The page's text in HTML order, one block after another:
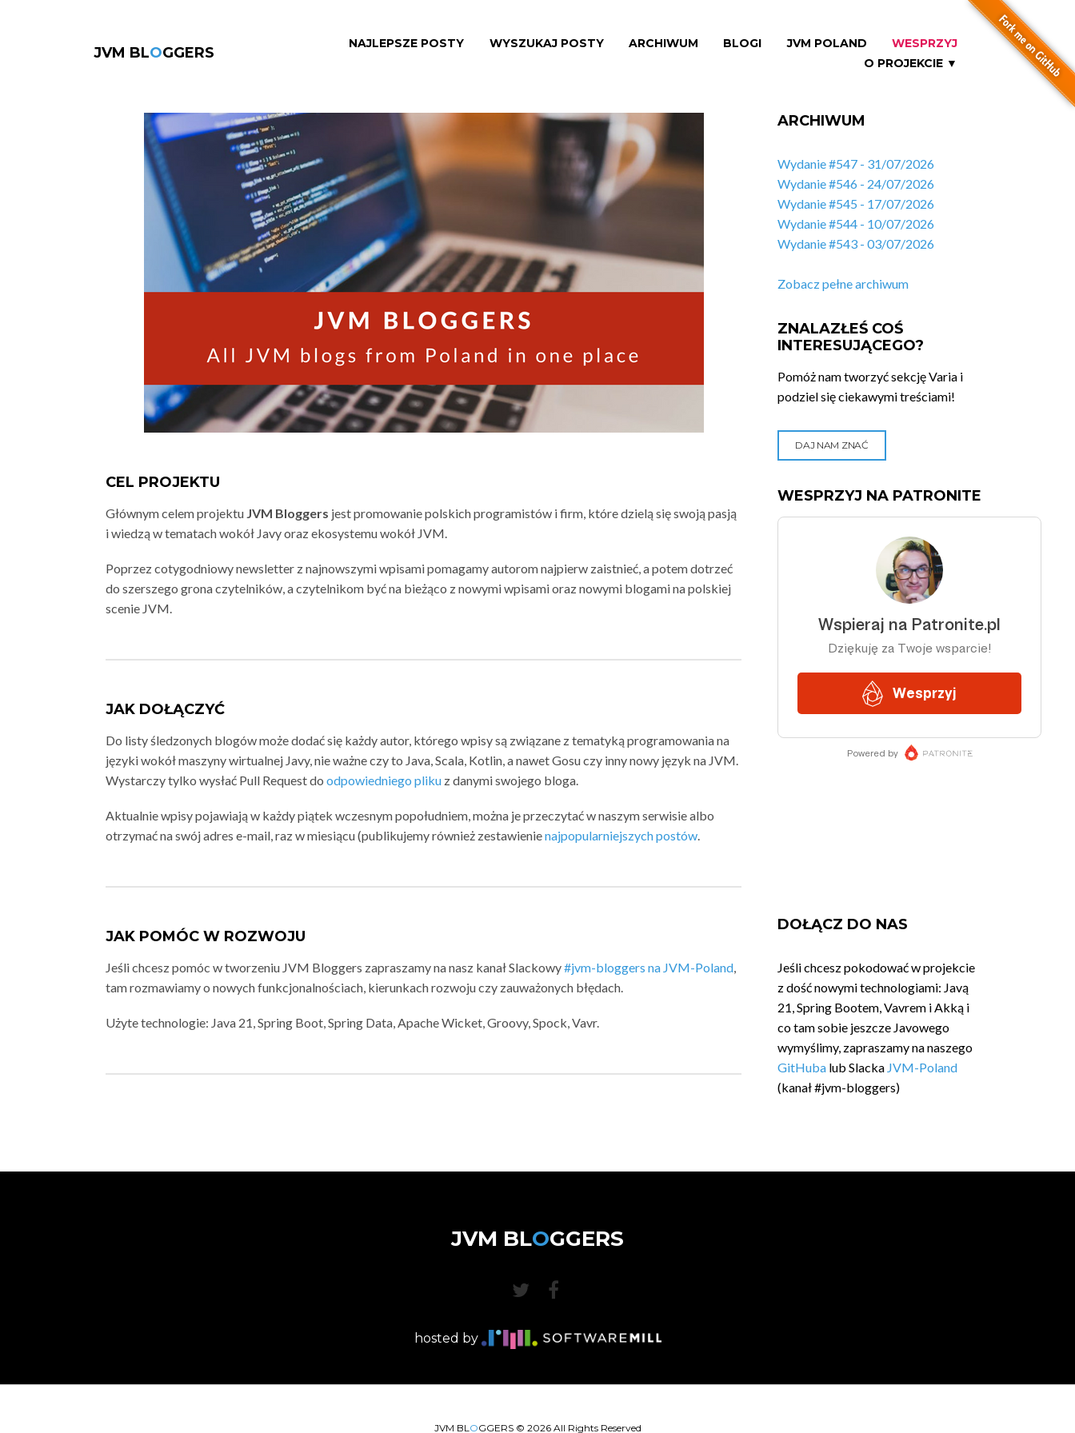
JVM BLOGGERS
NAJLEPSZE POSTY WYSZUKAJ POSTY ARCHIWUM BLOGI JVM POLAND
WESPRZYJ
O PROJEKCIE ▼
CEL PROJEKTU
Głównym celem projektu JVM Bloggers jest promowanie polskich programistów i firm, które dzielą się swoją pasją
i wiedzą w tematach wokół Javy oraz ekosystemu wokół JVM.
Poprzez cotygodniowy newsletter z najnowszymi wpisami pomagamy autorom najpierw zaistnieć, a potem dotrzeć
do szerszego grona czytelników, a czytelnikom być na bieżąco z nowymi wpisami oraz nowymi blogami na polskiej
scenie JVM.
JAK DOŁĄCZYĆ
Do listy śledzonych blogów może dodać się każdy autor, którego wpisy są związane z tematyką programowania na
języki wokół maszyny wirtualnej Javy, nie ważne czy to Java, Scala, Kotlin, a nawet Gosu czy inny nowy język na JVM.
Wystarczy tylko wysłać Pull Request do odpowiedniego pliku z danymi swojego bloga.
Aktualnie wpisy pojawiają w każdy piątek wczesnym popołudniem, można je przeczytać w naszym serwisie albo
otrzymać na swój adres e-mail, raz w miesiącu (publikujemy również zestawienienajpopularniejszych postów.
JAK POMÓC W ROZWOJU
Jeśli chcesz pomóc w tworzeniu JVM Bloggers zapraszamy na nasz kanał Slackowy#jvm-bloggers na JVM-Poland,
tam rozmawiamy o nowych funkcjonalnościach, kierunkach rozwoju czy zauważonych błędach.
Użyte technologie: Java 21, Spring Boot, Spring Data, Apache Wicket, Groovy, Spock, Vavr.
ARCHIWUM
Wydanie #547 - 31/07/2026
Wydanie #546 - 24/07/2026
Wydanie #545 - 17/07/2026
Wydanie #544 - 10/07/2026
Wydanie #543 - 03/07/2026
Zobacz pełne archiwum
ZNALAZŁEŚ COŚ
INTERESUJĄCEGO?
Pomóż nam tworzyć sekcję Varia i
podziel się ciekawymi treściami!
DAJ NAM ZNAĆ
WESPRZYJ NA PATRONITE
DOŁĄCZ DO NAS
Jeśli chcesz pokodować w projekcie
z dość nowymi technologiami: Javą
21, Spring Bootem, Vavrem i Akką i
co tam sobie jeszcze Javowego
wymyślimy, zapraszamy na naszego
GitHuba lub Slacka JVM-Poland
(kanał #jvm-bloggers)
JVM BLOGGERS
hosted by
JVM BLOGGERS © 2026All Rights Reserved